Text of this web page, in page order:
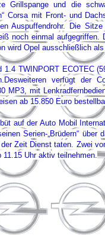
Grillspange und die
Corsa mit Front- und
Auspuffendrohr. Die
noch einmal
wird Opel ausschließlich
1.4 TWINPORT ECOTEC
verfügt der
MP3, mit
ab 15.850 Euro
auf der Auto Mobil
Serien-„Brüdern“
Zeit Dienst taten. Zwei
Uhr aktiv teilnehmen.